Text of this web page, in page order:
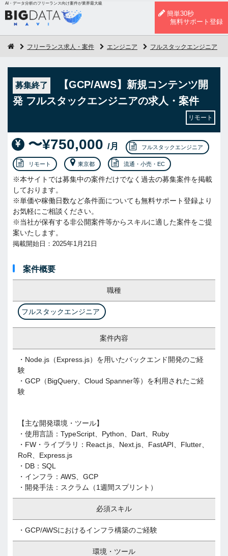
AI・データ分析のフリーランス向け案件が業界最大級
簡単30秒
無料サポート登録
フリーランス求人・案件 エンジニア フルスタックエンジニア
募集終了
【GCP/AWS】新規コンテンツ開
発 フルスタックエンジニアの求人・案件
リモート
〜¥750,000 /月 フルスタックエンジニア
リモート 東京都 流通・小売・EC
※本サイトでは募集中の案件だけでなく過去の募集案件を掲載
しております。
※単価や稼働日数など条件面についても無料サポート登録より
お気軽にご相談ください。
※当社が保有する非公開案件等からスキルに適した案件をご提
案いたします。
掲載開始日：2025年1月21日
案件概要
職種
フルスタックエンジニア
案件内容
・Node.js（Express.js）を用いたバックエンド開発のご経
験
・GCP（BigQuery、Cloud Spanner等）を利用されたご経
験
【主な開発環境・ツール】
・使用言語：TypeScript、Python、Dart、Ruby
・FW・ライブラリ：React.js、Next.js、FastAPI、Flutter、
RoR、Express.js
・DB：SQL
・インフラ：AWS、GCP
・開発手法：スクラム（1週間スプリント）
必須スキル
・GCP/AWSにおけるインフラ構築のご経験
環境・ツール